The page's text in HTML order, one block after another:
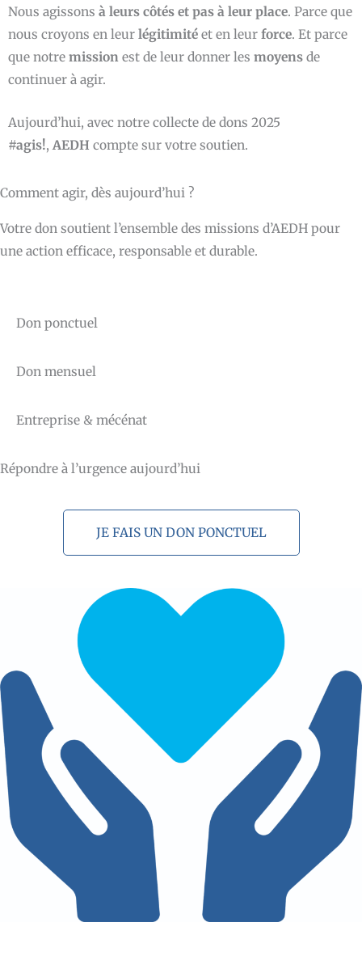
Nous agissons à leurs côtés et pas à leur place. Parce que
nous croyons en leur légitimité et en leur force. Et parce
que notre mission est de leur donner les moyens de
continuer à agir.
Aujourd’hui, avec notre collecte de dons 2025
#agis!, AEDH compte sur votre soutien.
Comment agir, dès aujourd’hui ?
Votre don soutient l’ensemble des missions d’AEDH pour
une action efficace, responsable et durable.
Don ponctuel
Don mensuel
Entreprise & mécénat
Répondre à l’urgence aujourd’hui
JE FAIS UN DON PONCTUEL